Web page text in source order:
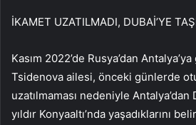
İKAMET UZATILMADI, DUBAİ’YE
Kasım 2022’de Rusya’dan
Tsidenova ailesi, önceki günlerde
uzatılmaması nedeniyle Antalya’dan
yıldır Konyaaltı’nda yaşadıklarını